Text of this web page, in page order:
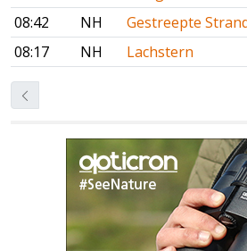
08:42
NH
Gestreepte
08:17
NH Lachstern